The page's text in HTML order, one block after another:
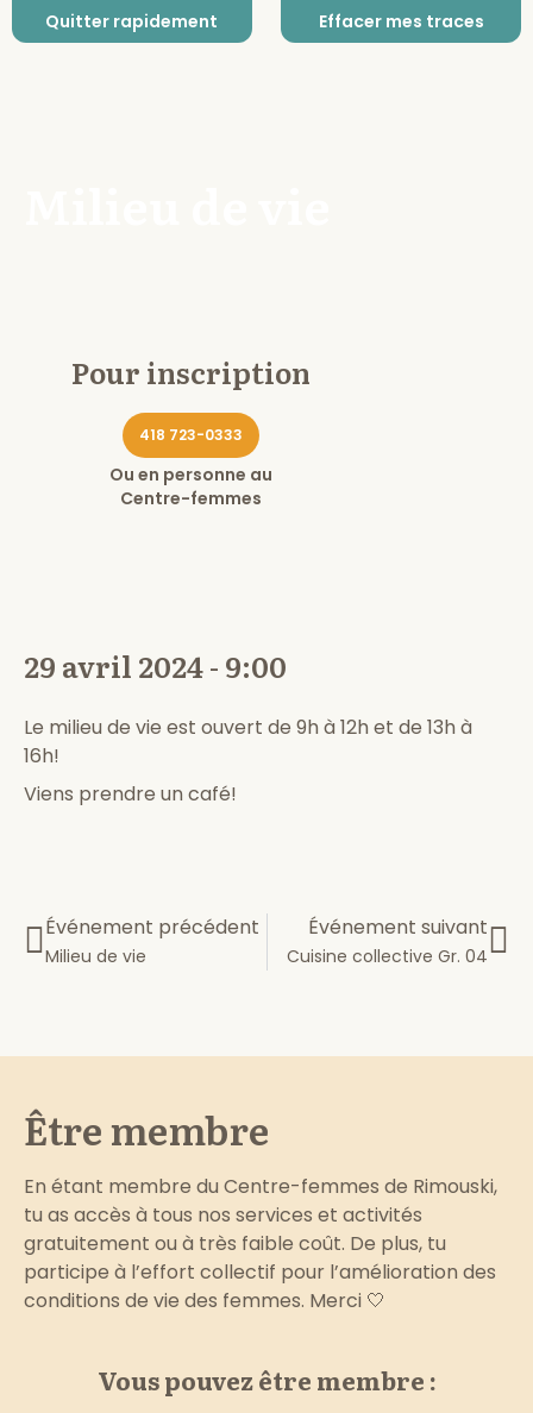
Quitter rapidement Effacer mes traces
Pour inscription
418 723-0333
Ou en personne au
Centre-femmes
29 avril 2024 - 9:00
Le milieu de vie est ouvert de 9h à 12h et de 13h à
16h!
Viens prendre un café!
Événement précédent
Milieu de vie
Événement suivant
Cuisine collective Gr. 04
Être membre
En étant membre du Centre-femmes de Rimouski,
tu as accès à tous nos services et activités
gratuitement ou à très faible coût. De plus, tu
participe à l’effort collectif pour l’amélioration des
conditions de vie des femmes. Merci 🤍
Vous pouvez être membre :